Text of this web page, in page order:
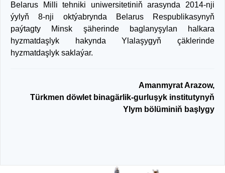
Belarus Milli tehniki uniwersitetiniň arasynda 2014-nji
ýylyň 8-nji oktýabrynda Belarus Respublikasynyň
paýtagty Minsk şäherinde baglanyşylan halkara
hyzmatdaşlyk hakynda Ylalaşygyň çäklerinde
hyzmatdaşlyk saklaýar.
Amanmyrat Arazow,
Türkmen döwlet binagärlik-gurluşyk institutynyň
Ylym bölüminiň başlygy